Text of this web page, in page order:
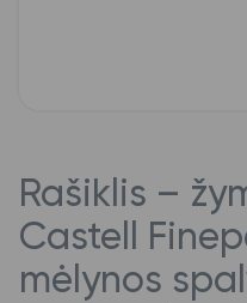
Rašiklis –
Castell
mėlynos